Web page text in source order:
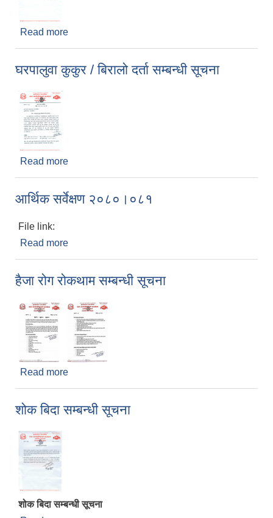
Read more
घरपालुवा कुकुर / बिरालो दर्ता सम्बन्धी सूचना
Read more
आर्थिक सर्वेक्षण २०८०।०८१
File link:
Read more
हैजा रोग रोकथाम सम्बन्धी सूचना
Read more
शोक बिदा सम्बन्धी सूचना
शोक बिदा सम्बन्धी सूचना